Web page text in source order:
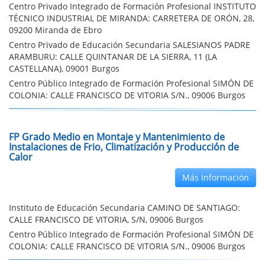
Centro Privado Integrado de Formación Profesional INSTITUTO
TÉCNICO INDUSTRIAL DE MIRANDA: CARRETERA DE ORÓN, 28,
09200 Miranda de Ebro
Centro Privado de Educación Secundaria SALESIANOS PADRE
ARAMBURU: CALLE QUINTANAR DE LA SIERRA, 11 (LA
CASTELLANA), 09001 Burgos
Centro Público Integrado de Formación Profesional SIMÓN DE
COLONIA: CALLE FRANCISCO DE VITORIA S/N., 09006 Burgos
FP Grado Medio en Montaje y Mantenimiento de
Instalaciones de Frio, Climatización y Producción de
Calor
Más Información
Instituto de Educación Secundaria CAMINO DE SANTIAGO:
CALLE FRANCISCO DE VITORIA, S/N, 09006 Burgos
Centro Público Integrado de Formación Profesional SIMÓN DE
COLONIA: CALLE FRANCISCO DE VITORIA S/N., 09006 Burgos